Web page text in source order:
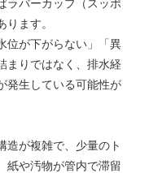
ラバーカップ（スッポ
ます。
位が下がらない」「異
まりではなく、排水経
発生している可能性が
造が複雑で、少量のト
紙や汚物が管内で滞留